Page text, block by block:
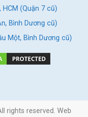
HCM (Quận 7 cũ)
Bình Dương cũ)
Một, Bình Dương cũ)
rights reserved. Web